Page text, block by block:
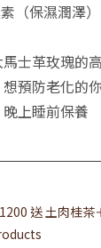
（保濕潤澤
士革玫瑰的
預防老化的
上睡前保養
送 土肉桂茶